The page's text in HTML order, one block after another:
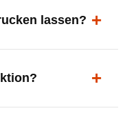
lassen?